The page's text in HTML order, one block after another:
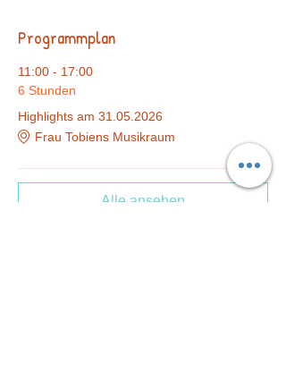
Programmplan
11:00 - 17:00
6 Stunden
Highlights am 31.05.2026
Frau Tobiens Musikraum
Alle ansehen